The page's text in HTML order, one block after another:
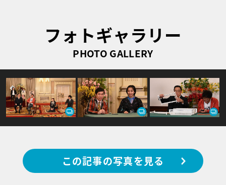
フォトギャラリー
PHOTO GALLERY
この記事の写真を見る